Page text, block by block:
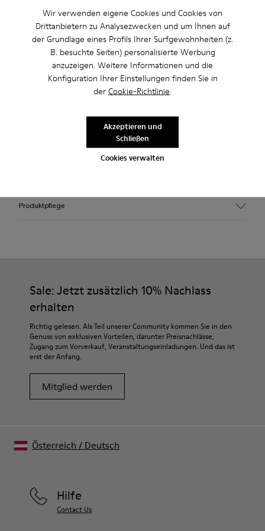
Wir verwenden eigene Cookies und Cookies von
Drittanbietern zu Analysezwecken und um Ihnen auf
der Grundlage eines Profils Ihrer Surfgewohnheiten (z.
B. besuchte Seiten) personalisierte Werbung
anzuzeigen. Weitere Informationen und die
Konfiguration Ihrer Einstellungen finden Sie in
der Cookie-Richtlinie.
Cookies verwalten
Akzeptieren und
Schließen
Nutzen Sie den kostenlosen Standardversand und die
kostenlose Lieferung in die Stores bei Einkäufen über 45€.
2 Jahre Garantie auf Herstellungsfehler.
Beschreibung
gestrickter 3D-Sockenkonstruktion aus Recycling-PET, im
Spritzgussverfahren gefertigtem Obermaterial aus TPU und
Laufsohle aus recyceltem PU. Vollständig wiederverwertbar.
Obermaterial
Textil / Synthetisch
Futter
spandex) 20% Recycling-polyester
Produktpflege
Ausführliche Pflegehinweise finden Sie in unserer
Schuhpflegeanleitung .
Sale: Jetzt zusätzlich 10% Nachlass
erhalten
Richtig gelesen. Als Teil unserer Community kommen Sie in den
Genuss von exklusiven Vorteilen, darunter Preisnachlässe,
Zugang zum Vorverkauf, Veranstaltungseinladungen. Und das ist
erst der Anfang.
Mitglied werden
Hilfe
Contact Us
Österreich / Deutsch